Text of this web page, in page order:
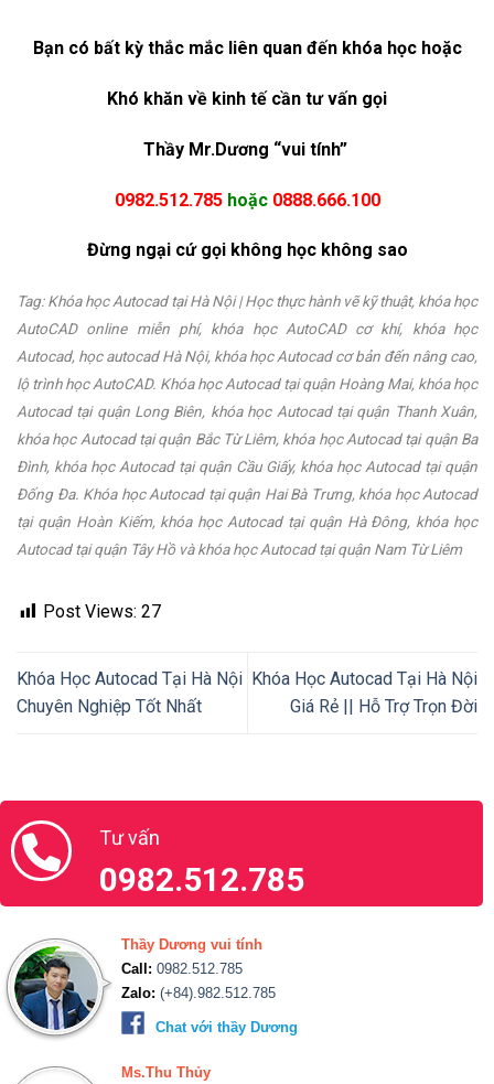
Bạn có bất kỳ thắc mắc liên quan đến khóa học hoặc
Khó khăn về kinh tế cần tư vấn gọi
Thầy Mr.Dương “vui tính”
0982.512.785 hoặc 0888.666.100
Đừng ngại cứ gọi không học không sao
Tag: Khóa học Autocad tại Hà Nội | Học thực hành vẽ kỹ thuật, khóa học
AutoCAD online miễn phí, khóa học AutoCAD cơ khí, khóa học
Autocad, học autocad Hà Nội, khóa học Autocad cơ bản đến nâng cao,
lộ trình học AutoCAD. Khóa học Autocad tại quận Hoàng Mai, khóa học
Autocad tại quận Long Biên, khóa học Autocad tại quận Thanh Xuân,
khóa học Autocad tại quận Bắc Từ Liêm, khóa học Autocad tại quận Ba
Đình, khóa học Autocad tại quận Cầu Giấy, khóa học Autocad tại quận
Đống Đa. Khóa học Autocad tại quận Hai Bà Trưng, khóa học Autocad
tại quận Hoàn Kiếm, khóa học Autocad tại quận Hà Đông, khóa học
Autocad tại quận Tây Hồ và khóa học Autocad tại quận Nam Từ Liêm
Post Views: 27
Khóa Học Autocad Tại Hà Nội
Chuyên Nghiệp Tốt Nhất
Khóa Học Autocad Tại Hà Nội
Giá Rẻ || Hỗ Trợ Trọn Đời
Tư vấn
0982.512.785
Thầy Dương vui tính
Call: 0982.512.785
Zalo: (+84).982.512.785
Chat với thầy Dương
Ms.Thu Thủy